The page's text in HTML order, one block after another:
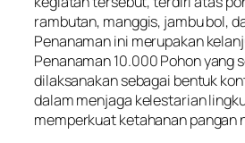
rambutan, manggis, jambu bol,
Penanaman ini merupakan
Penanaman 10.000 Pohon yang
dilaksanakan sebagai bentuk
dalam menjaga kelestarian
memperkuat ketahanan pangan